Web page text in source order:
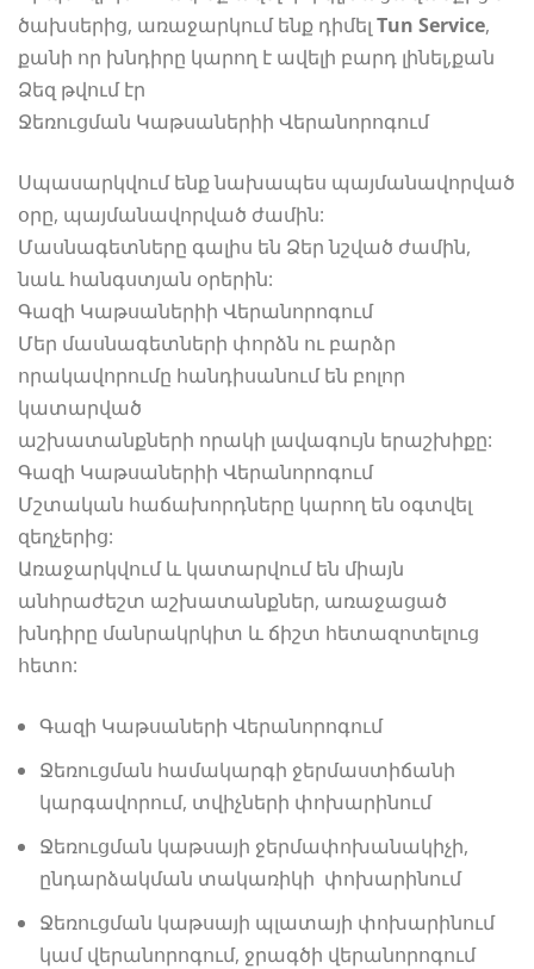
ծախսերից, առաջարկում ենք դիմել Tun Service,
քանի որ խնդիրը կարող է ավելի բարդ լինել,քան
Ձեզ թվում էր
Ջեռուցման Կաթսաներիի Վերանորոգում
Սպասարկվում ենք նախապես պայմանավորված
օրը, պայմանավորված ժամին:
Մասնագետները գալիս են Ձեր նշված ժամին,
նաև հանգստյան օրերին:
Գազի Կաթսաներիի Վերանորոգում
Մեր մասնագետների փորձն ու բարձր
որակավորումը հանդիսանում են բոլոր
կատարված
աշխատանքների որակի լավագույն երաշխիքը:
Գազի Կաթսաներիի Վերանորոգում
Մշտական հաճախորդները կարող են օգտվել
զեղչերից:
Առաջարկվում և կատարվում են միայն
անհրաժեշտ աշխատանքներ, առաջացած
խնդիրը մանրակրկիտ և ճիշտ հետազոտելուց
հետո:
Գազի Կաթսաների Վերանորոգում
Ջեռուցման համակարգի ջերմաստիճանի
կարգավորում, տվիչների փոխարինում
Ջեռուցման կաթսայի ջերմափոխանակիչի,
ընդարձակման տակառիկի փոխարինում
Ջեռուցման կաթսայի պլատայի փոխարինում
կամ վերանորոգում, ջրագծի վերանորոգում